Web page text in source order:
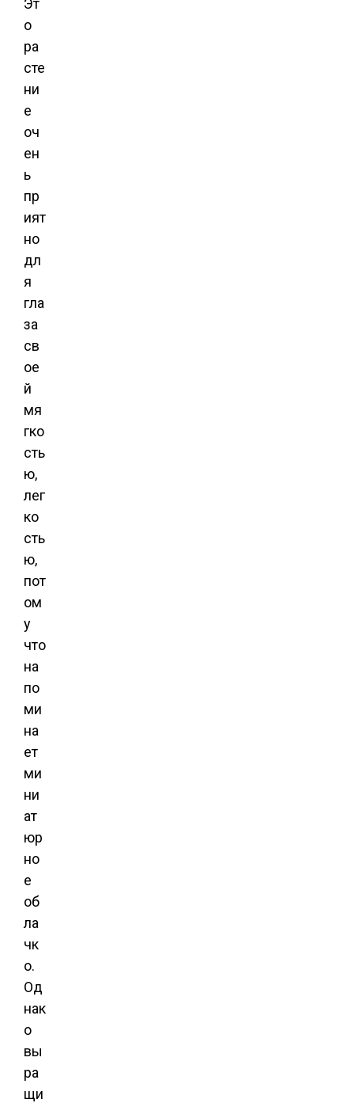
Эт
о
ра
сте
ни
е
оч
ен
ь
пр
ият
но
дл
я
гла
за
св
ое
й
мя
гко
сть
ю,
лег
ко
сть
ю,
пот
ом
у
что
на
по
ми
на
ет
ми
ни
ат
юр
но
е
об
ла
чк
о.
Од
нак
о
вы
ра
щи